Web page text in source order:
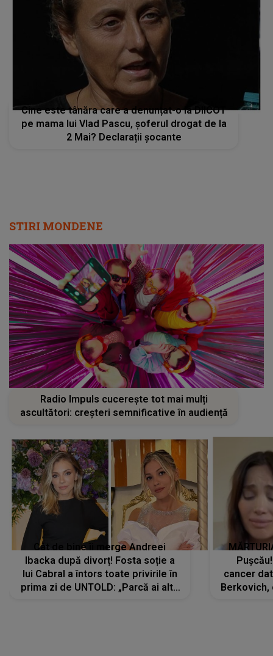
Cine este tânăra care a denunțat-o la DIICOT
pe mama lui Vlad Pascu, șoferul drogat de la
2 Mai? Declarații șocante
STIRI MONDENE
Radio Impuls cucerește tot mai mulți
ascultători: creșteri semnificative în audiență
Cât de bine îi merge Andreei
Ibacka după divorț! Fosta soție a
lui Cabral a întors toate privirile în
prima zi de UNTOLD: „Parcă ai altă
cancer
Berkovich,